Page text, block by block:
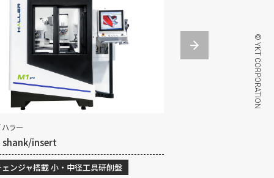
© YKT CORPORATION
ハラ―
shank/insert
ンジャ搭載 小・中径工具研削盤